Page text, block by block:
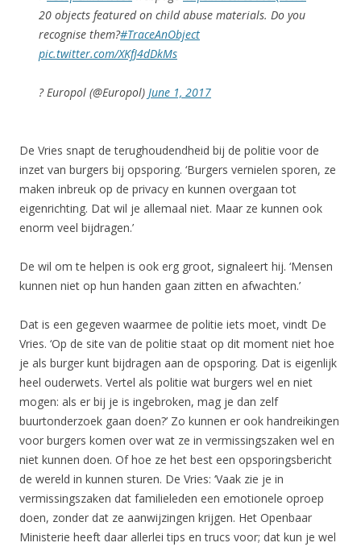
20 objects featured on child abuse materials. Do you
recognise them?#TraceAnObject
pic.twitter.com/XKfJ4dDkMs
? Europol (@Europol) June 1, 2017
De Vries snapt de terughoudendheid bij de politie voor de
inzet van burgers bij opsporing. ‘Burgers vernielen sporen, ze
maken inbreuk op de privacy en kunnen overgaan tot
eigenrichting. Dat wil je allemaal niet. Maar ze kunnen ook
enorm veel bijdragen.’
De wil om te helpen is ook erg groot, signaleert hij. ‘Mensen
kunnen niet op hun handen gaan zitten en afwachten.’
Dat is een gegeven waarmee de politie iets moet, vindt De
Vries. ‘Op de site van de politie staat op dit moment niet hoe
je als burger kunt bijdragen aan de opsporing. Dat is eigenlijk
heel ouderwets. Vertel als politie wat burgers wel en niet
mogen: als er bij je is ingebroken, mag je dan zelf
buurtonderzoek gaan doen?’ Zo kunnen er ook handreikingen
voor burgers komen over wat ze in vermissingszaken wel en
niet kunnen doen. Of hoe ze het best een opsporingsbericht
de wereld in kunnen sturen. De Vries: ‘Vaak zie je in
vermissingszaken dat familieleden een emotionele oproep
doen, zonder dat ze aanwijzingen krijgen. Het Openbaar
Ministerie heeft daar allerlei tips en trucs voor; dat kun je wel